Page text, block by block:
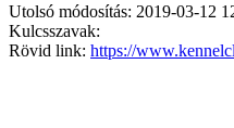
Utolsó módosítás: 2019-03-12
Kulcsszavak:
Rövid link: https://